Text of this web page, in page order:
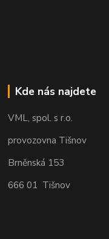
Kde nás najdete
VML, spol. s r.o.
provozovna Tišnov
Brněnská 153
666 01 Tišnov